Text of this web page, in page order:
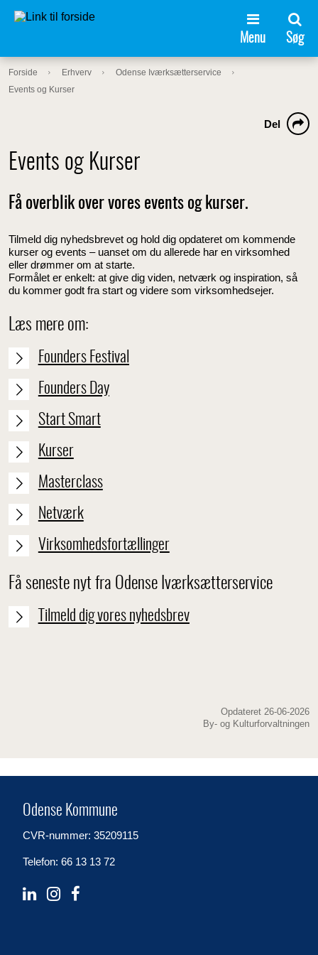
Menu Søg
Forside Erhverv
Odense Iværksætterservice
Events og Kurser
Events og Kurser
Del
Få overblik over vores events og kurser.
Tilmeld dig nyhedsbrevet og hold dig opdateret om kommende
kurser og events – uanset om du allerede har en virksomhed
eller drømmer om at starte.
Formålet er enkelt: at give dig viden, netværk og inspiration, så
du kommer godt fra start og videre som virksomhedsejer.
Læs mere om:
Founders Festival
Founders Day
Start Smart
Kurser
Masterclass
Netværk
Virksomhedsfortællinger
Få seneste nyt fra Odense Iværksætterservice
Tilmeld dig vores nyhedsbrev
Opdateret 26-06-2026
By- og Kulturforvaltningen
Odense Kommune
CVR-nummer: 35209115
Telefon: 66 13 13 72